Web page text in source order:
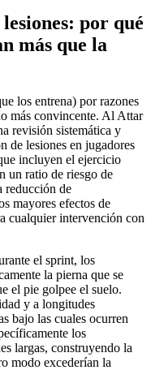
por qué
más que la
los entrena) por razones
más convincente. Al Attar
revisión sistemática y
de lesiones en jugadores
incluyen el ejercicio
un ratio de riesgo de
reducción de
mayores efectos de
cualquier intervención con
el sprint, los
la pierna que se
el pie golpee el suelo.
y a longitudes
bajo las cuales ocurren
los
largas, construyendo la
modo excederían la